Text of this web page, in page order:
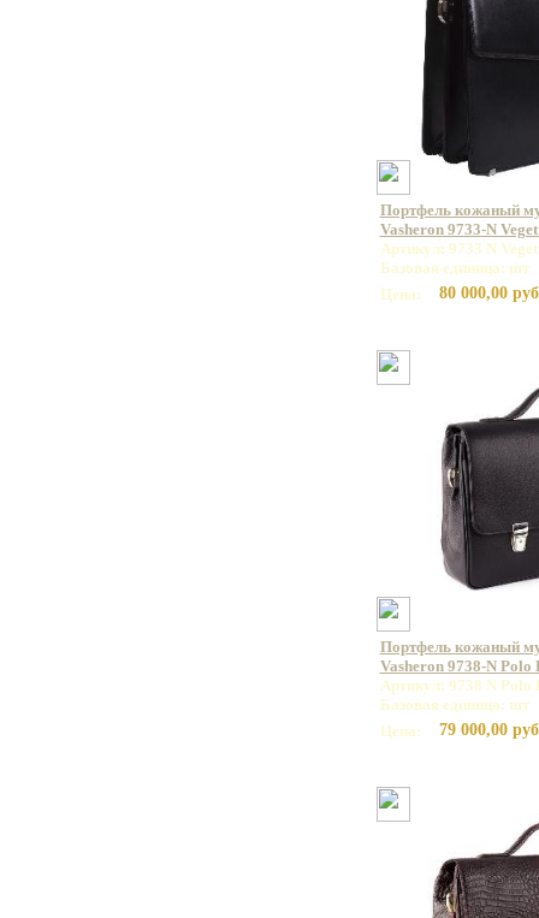
Портфель кожаный
Vasheron 9733-N
Артикул: 9733 N
Базовая единица: шт
Цена:
80 000,00
Портфель кожаный
Vasheron 9738-N
Артикул: 9738 N Polo
Базовая единица: шт
Цена:
79 000,00